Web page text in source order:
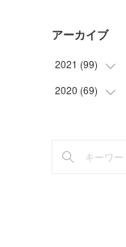
アーカイブ
2021 (99)
(27
)
(
2020 (69)
(